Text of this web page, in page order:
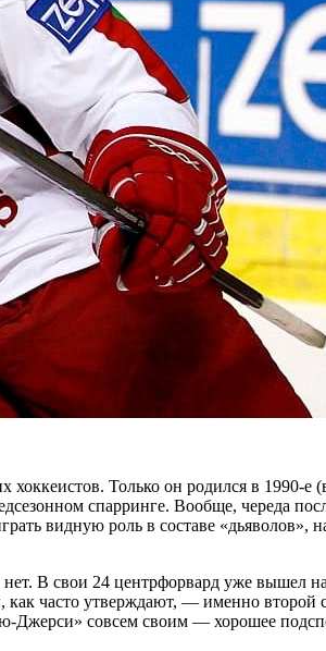
Только он родился в 1990-
спарринге. Вообще, череда
видную роль в составе «дьяволов»,
В свои 24 центрфорвард уже вышел на
часто утверждают, — именно второй
совсем своим — хорошее